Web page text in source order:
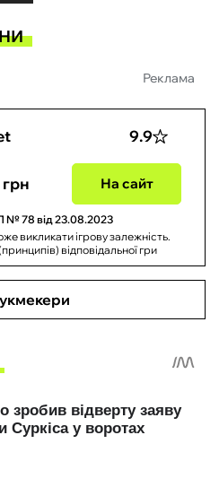
Реклама
9.9
На сайт
№ 78 від 23.08.2023
викликати ігрову залежність.
відповідальної гри